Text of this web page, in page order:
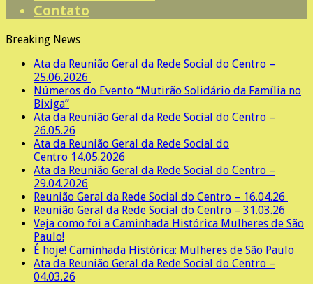
Contato
Breaking News
Ata da Reunião Geral da Rede Social do Centro –
25.06.2026
Números do Evento “Mutirão Solidário da Família no
Bixiga”
Ata da Reunião Geral da Rede Social do Centro –
26.05.26
Ata da Reunião Geral da Rede Social do
Centro 14.05.2026
Ata da Reunião Geral da Rede Social do Centro –
29.04.2026
Reunião Geral da Rede Social do Centro – 16.04.26
Reunião Geral da Rede Social do Centro – 31.03.26
Veja como foi a Caminhada Histórica Mulheres de São
Paulo!
É hoje! Caminhada Histórica: Mulheres de São Paulo
Ata da Reunião Geral da Rede Social do Centro –
04.03.26